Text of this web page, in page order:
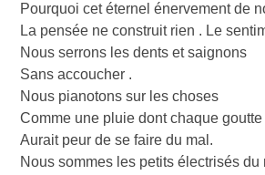
Pourquoi cet éternel énervement de
La pensée ne construit rien . Le
Nous serrons les dents et saignons
Sans accoucher .
Nous pianotons sur les choses
Comme une pluie dont chaque goutte
Aurait peur de se faire du mal.
Nous sommes les petits électrisés du